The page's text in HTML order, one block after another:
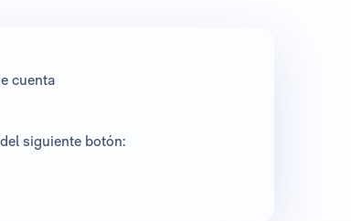
cuenta
siguiente botón: